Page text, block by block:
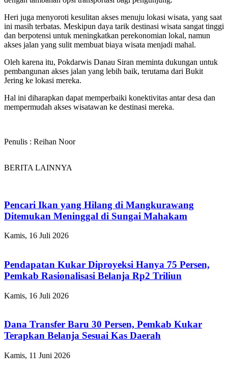
Heri juga menyoroti kesulitan akses menuju lokasi wisata, yang saat
ini masih terbatas. Meskipun daya tarik destinasi wisata sangat tinggi
dan berpotensi untuk meningkatkan perekonomian lokal, namun
akses jalan yang sulit membuat biaya wisata menjadi mahal.
Oleh karena itu, Pokdarwis Danau Siran meminta dukungan untuk
pembangunan akses jalan yang lebih baik, terutama dari Bukit
Jering ke lokasi mereka.
Hal ini diharapkan dapat memperbaiki konektivitas antar desa dan
mempermudah akses wisatawan ke destinasi mereka.
Penulis : Reihan Noor
BERITA LAINNYA
Pencari Ikan yang Hilang di Mangkurawang
Ditemukan Meninggal di Sungai Mahakam
Kamis, 16 Juli 2026
Pendapatan Kukar Diproyeksi Hanya 75 Persen,
Pemkab Rasionalisasi Belanja Rp2 Triliun
Kamis, 16 Juli 2026
Dana Transfer Baru 30 Persen, Pemkab Kukar
Terapkan Belanja Sesuai Kas Daerah
Kamis, 11 Juni 2026